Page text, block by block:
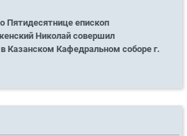
Пятидесятнице епископ
Николай совершил
Казанском Кафедральном соборе г.